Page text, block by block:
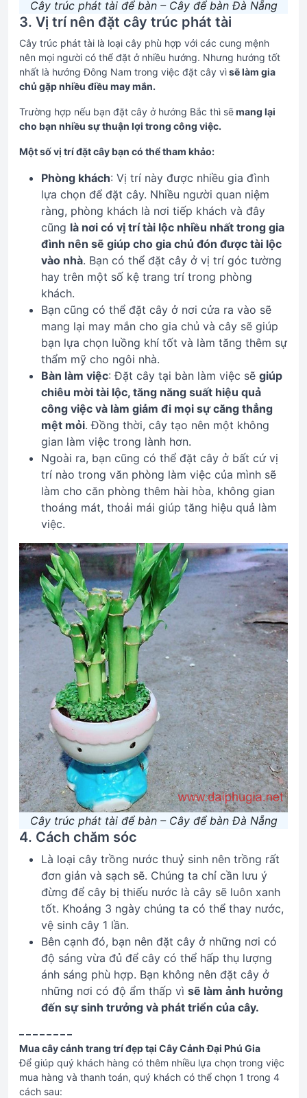
Cây trúc phát tài để bàn – Cây để bàn Đà Nẵng
3. Vị trí nên đặt cây trúc phát tài
Cây trúc phát tài là loại cây phù hợp với các cung mệnh
nên mọi người có thể đặt ở nhiều hướng. Nhưng hướng tốt
nhất là hướng Đông Nam trong việc đặt cây vìsẽ làm gia
chủ gặp nhiều điều may mắn.
Trường hợp nếu bạn đặt cây ở hướng Bắc thì sẽmang lại
cho bạn nhiều sự thuận lợi trong công việc.
Một số vị trí đặt cây bạn có thể tham khảo:
Phòng khách: Vị trí này được nhiều gia đình
lựa chọn để đặt cây. Nhiều người quan niệm
ràng, phòng khách là nơi tiếp khách và đây
cũng là nơi có vị trí tài lộc nhiều nhất trong gia
đình nên sẽ giúp cho gia chủ đón được tài lộc
vào nhà. Bạn có thể đặt cây ở vị trí góc tường
hay trên một số kệ trang trí trong phòng
khách.
Bạn cũng có thể đặt cây ở nơi cửa ra vào sẽ
mang lại may mắn cho gia chủ và cây sẽ giúp
bạn lựa chọn luồng khí tốt và làm tăng thêm sự
thẩm mỹ cho ngôi nhà.
Bàn làm việc: Đặt cây tại bàn làm việc sẽ giúp
chiêu mời tài lộc, tăng năng suất hiệu quả
công việc và làm giảm đi mọi sự căng thẳng
mệt mỏi. Đồng thời, cây tạo nên một không
gian làm việc trong lành hơn.
Ngoài ra, bạn cũng có thể đặt cây ở bất cứ vị
trí nào trong văn phòng làm việc của mình sẽ
làm cho căn phòng thêm hài hòa, không gian
thoáng mát, thoải mái giúp tăng hiệu quả làm
việc.
Cây trúc phát tài để bàn – Cây để bàn Đà Nẵng
4. Cách chăm sóc
Là loại cây trồng nước thuỷ sinh nên trồng rất
đơn giản và sạch sẽ. Chúng ta chỉ cần lưu ý
đừng để cây bị thiếu nước là cây sẽ luôn xanh
tốt. Khoảng 3 ngày chúng ta có thể thay nước,
vệ sinh cây 1 lần.
Bên cạnh đó, bạn nên đặt cây ở những nơi có
độ sáng vừa đủ để cây có thể hấp thụ lượng
ánh sáng phù hợp. Bạn không nên đặt cây ở
những nơi có độ ẩm thấp vì sẽ làm ảnh hưởng
đến sự sinh trưởng và phát triển của cây.
– – – – – – – –
Mua cây cảnh trang trí đẹp tại Cây Cảnh Đại Phú Gia
Để giúp quý khách hàng có thêm nhiều lựa chọn trong việc
mua hàng và thanh toán, quý khách có thể chọn 1 trong 4
cách sau: